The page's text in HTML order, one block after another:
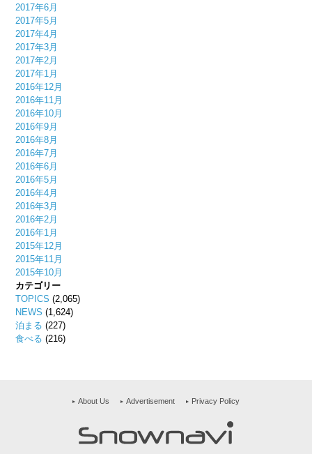
2017年6月
2017年5月
2017年4月
2017年3月
2017年2月
2017年1月
2016年12月
2016年11月
2016年10月
2016年9月
2016年8月
2016年7月
2016年6月
2016年5月
2016年4月
2016年3月
2016年2月
2016年1月
2015年12月
2015年11月
2015年10月
カテゴリー
TOPICS (2,065)
NEWS (1,624)
泊まる (227)
食べる (216)
About Us Advertisement Privacy Policy